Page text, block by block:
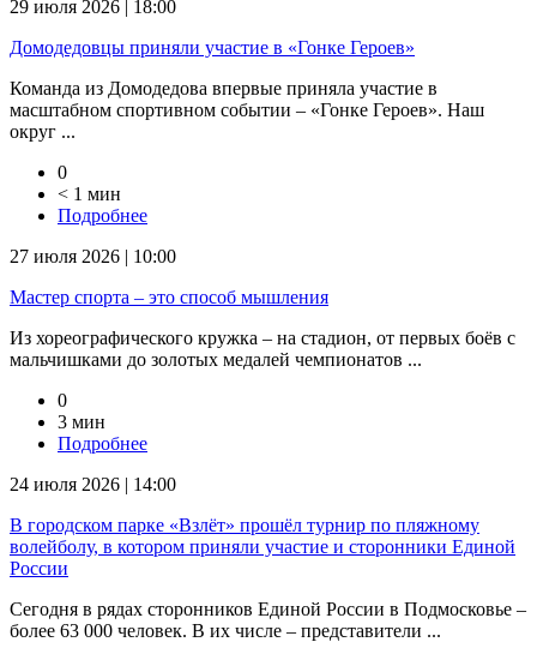
29 июля 2026 | 18:00
Домодедовцы приняли участие в «Гонке Героев»
Команда из Домодедова впервые приняла участие в
масштабном спортивном событии – «Гонке Героев». Наш
округ ...
0
< 1 мин
Подробнее
27 июля 2026 | 10:00
Мастер спорта – это способ мышления
Из хореографического кружка – на стадион, от первых боёв с
мальчишками до золотых медалей чемпионатов ...
0
3 мин
Подробнее
24 июля 2026 | 14:00
В городском парке «Взлёт» прошёл турнир по пляжному
волейболу, в котором приняли участие и сторонники Единой
России
Сегодня в рядах сторонников Единой России в Подмосковье –
более 63 000 человек. В их числе – представители ...